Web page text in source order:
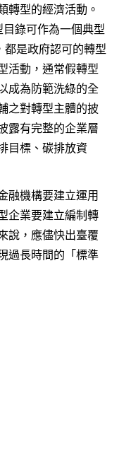
轉型的經濟活動。
錄可作為一個典型
都是政府認可的轉型
活動，通常假轉型
成為防範洗綠的全
之對轉型主體的披
露有完整的企業層
目標、碳排放資
融機構要建立運用
企業要建立編制轉
說，應儘快出臺覆
過長時間的「標準